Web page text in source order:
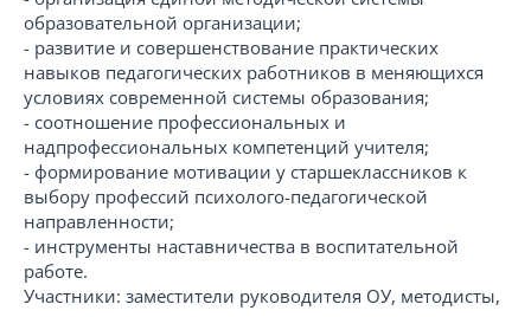
образовательной организации;
- развитие и совершенствование практических
навыков педагогических работников в меняющихся
условиях современной системы образования;
- соотношение профессиональных и
надпрофессиональных компетенций учителя;
- формирование мотивации у старшеклассников к
выбору профессий психолого-педагогической
направленности;
- инструменты наставничества в воспитательной
работе.
Участники: заместители руководителя ОУ, методисты,